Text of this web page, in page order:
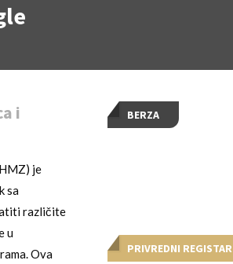
i
je
sa
različite
u
Ova
BERZA
PRIVREDNI REGISTAR